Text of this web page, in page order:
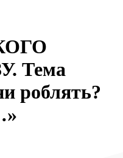
Тема
роблять?